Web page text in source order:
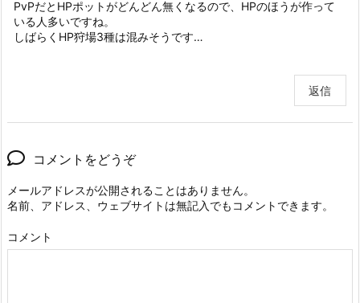
PvPだとHPポットがどんどん無くなるので、HPのほうが作って
いる人多いですね。
しばらくHP狩場3種は混みそうです…
返信
コメントをどうぞ
メールアドレスが公開されることはありません。
名前、アドレス、ウェブサイトは無記入でもコメントできます。
コメント